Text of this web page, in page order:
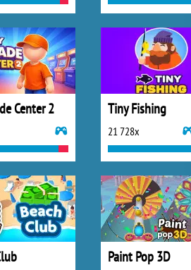
Center 2 Tiny Fishing
21 728x
Paint Pop 3D